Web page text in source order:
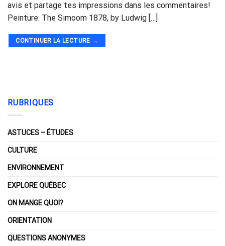
avis et partage tes impressions dans les commentaires!
Peinture: The Simoom 1878, by Ludwig […]
CONTINUER LA LECTURE →
RUBRIQUES
ASTUCES – ÉTUDES
CULTURE
ENVIRONNEMENT
EXPLORE QUÉBEC
ON MANGE QUOI?
ORIENTATION
QUESTIONS ANONYMES